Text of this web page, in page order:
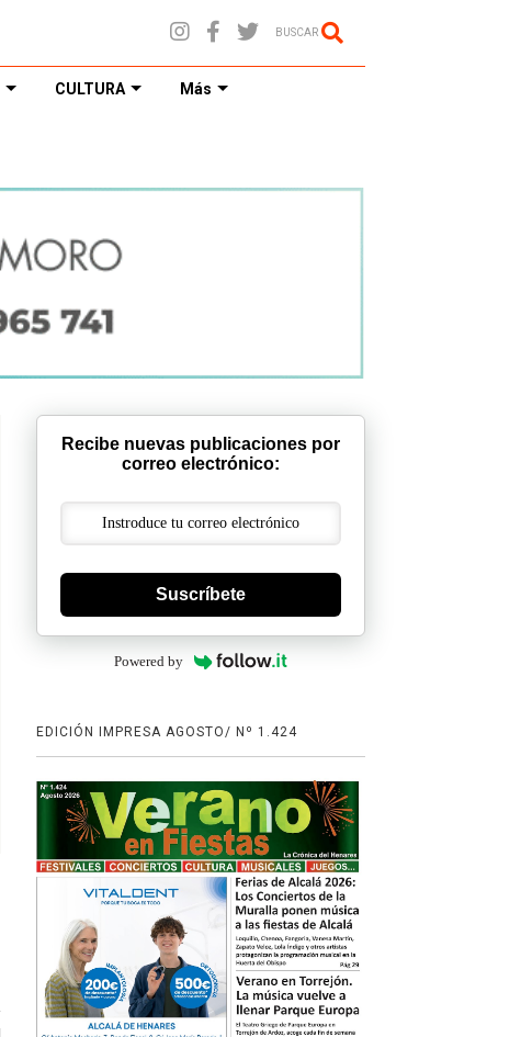
BUSCAR
CULTURA Más
Recibe nuevas publicaciones por
correo electrónico:
Suscríbete
Powered by
EDICIÓN IMPRESA AGOSTO/ Nº 1.424